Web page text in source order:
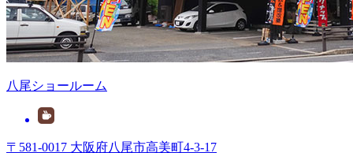
八尾ショールーム
〒581-0017 大阪府八尾市高美町4-3-17